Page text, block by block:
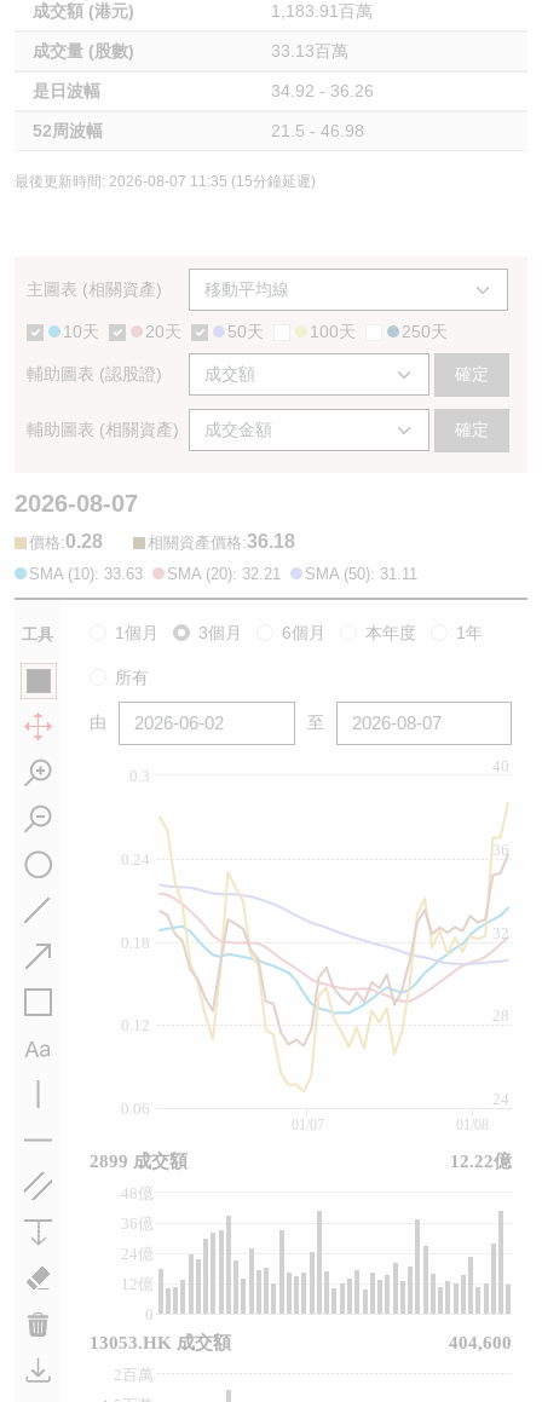
成交額 (港元) 1,183.91百萬
成交量 (股數) 33.13百萬
是日波幅 34.92 - 36.26
52周波幅 21.5 - 46.98
最後更新時間: 2026-08-07 11:35 (15分鐘延遲)
主圖表 (相關資產)
10天 20天 50天 100天 250天
輔助圖表 (認股證) 確定
輔助圖表 (相關資產) 確定
2026-08-07
價格:0.28 相關資產價格:36.18
SMA (10): 33.63 SMA (20): 32.21 SMA (50): 31.11
工具 1個月 3個月 6個月 本年度 1年
所有
由 至
0.06
0.12
0.18
0.24
0.3
24
28
32
36
40
0
12億
24億
36億
48億
2百萬
01/07 01/08
2899 成交額 12.22億
13053.HK 成交額 404,600